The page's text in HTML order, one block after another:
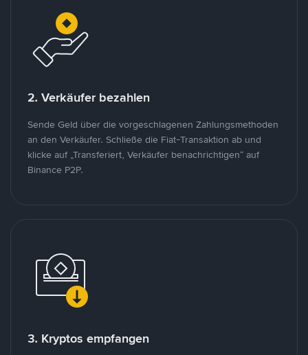
2. Verkäufer bezahlen
Sende Geld über die vorgeschlagenen Zahlungsmethoden
an den Verkäufer. Schließe die Fiat-Transaktion ab und
klicke auf „Transferiert, Verkäufer benachrichtigen“ auf
Binance P2P.
3. Kryptos empfangen